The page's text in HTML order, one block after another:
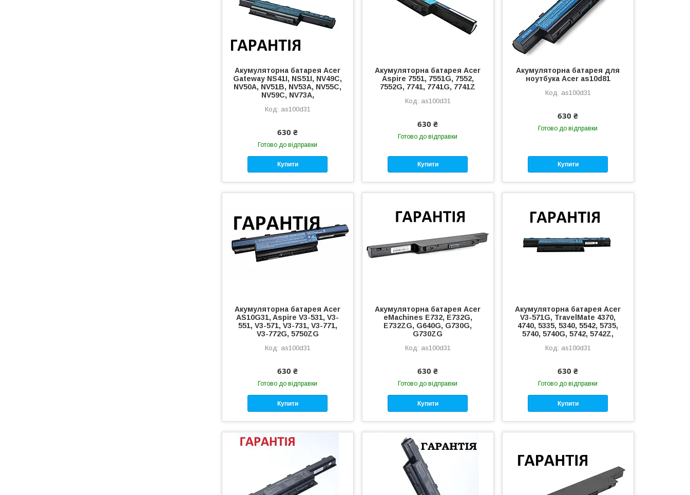
Акумуляторна батарея Acer
Gateway NS41I, NS51I, NV49C,
NV50A, NV51B, NV53A, NV55C,
NV59C, NV73A,
as100d31
630 ₴
Готово до відправки
Купити
Акумуляторна батарея Acer
Aspire 7551, 7551G, 7552,
7552G, 7741, 7741G, 7741Z
as100d31
630 ₴
Готово до відправки
Купити
Акумуляторна батарея для
ноутбука Acer as10d81
as100d31
630 ₴
Готово до відправки
Купити
Акумуляторна батарея Acer
AS10G31, Aspire V3-531, V3-
551, V3-571, V3-731, V3-771,
V3-772G, 5750ZG
as100d31
630 ₴
Готово до відправки
Купити
Акумуляторна батарея Acer
eMachines E732, E732G,
E732ZG, G640G, G730G,
G730ZG
as100d31
630 ₴
Готово до відправки
Купити
Акумуляторна батарея Acer
V3-571G, TravelMate 4370,
4740, 5335, 5340, 5542, 5735,
5740, 5740G, 5742, 5742Z,
as100d31
630 ₴
Готово до відправки
Купити